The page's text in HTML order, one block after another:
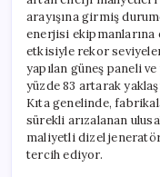
arayışına girmiş
enerjisi
etkisiyle rekor
yapılan güneş paneli
yüzde 83 artarak
Kıta genelinde,
sürekli arızalanan
maliyetli dizel
tercih ediyor.